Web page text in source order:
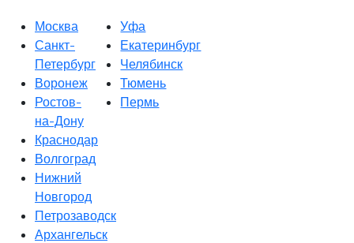
Москва
Санкт-
Петербург
Воронеж
Ростов-
на-Дону
Краснодар
Волгоград
Нижний
Новгород
Петрозаводск
Архангельск
Уфа
Екатеринбург
Челябинск
Тюмень
Пермь